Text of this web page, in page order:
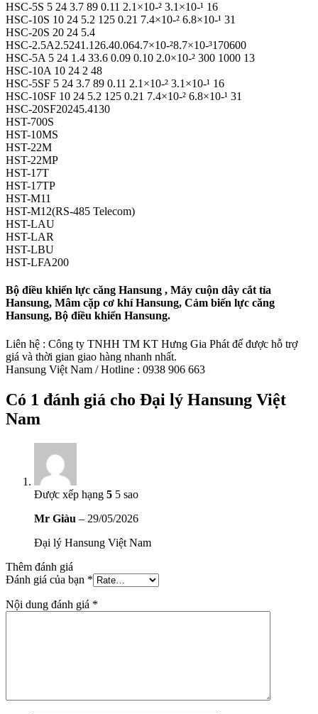
HSC-5S 5 24 3.7 89 0.11 2.1×10-² 3.1×10-¹ 16
HSC-10S 10 24 5.2 125 0.21 7.4×10-² 6.8×10-¹ 31
HSC-20S 20 24 5.4
HSC-2.5A2.5241.126.40.064.7×10-²8.7×10-³170600
HSC-5A 5 24 1.4 33.6 0.09 0.10 2.0×10-² 300 1000 13
HSC-10A 10 24 2 48
HSC-5SF 5 24 3.7 89 0.11 2.1×10-² 3.1×10-¹ 16
HSC-10SF 10 24 5.2 125 0.21 7.4×10-² 6.8×10-¹ 31
HSC-20SF20245.4130
HST-700S
HST-10MS
HST-22M
HST-22MP
HST-17T
HST-17TP
HST-M11
HST-M12(RS-485 Telecom)
HST-LAU
HST-LAR
HST-LBU
HST-LFA200
Bộ điều khiển lực căng Hansung , Máy cuộn dây cắt tỉa
Hansung, Mâm cặp cơ khí Hansung, Cảm biến lực căng
Hansung, Bộ điều khiển Hansung.
Liên hệ : Công ty TNHH TM KT Hưng Gia Phát để được hỗ trợ
giá và thời gian giao hàng nhanh nhất.
Hansung Việt Nam / Hotline : 0938 906 663
Có 1 đánh giá cho Đại lý Hansung Việt
Nam
Được xếp hạng 5 5 sao
Mr Giàu – 29/05/2026
Đại lý Hansung Việt Nam
Thêm đánh giá
Đánh giá của bạn *
Nội dung đánh giá *